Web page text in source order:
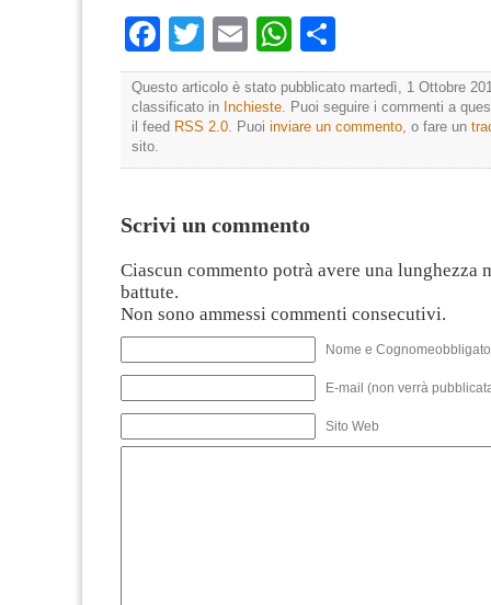
Facebook
TwitterEmailWhatsApp
Questo articolo è stato pubblicato martedì, 1 Ottobre
classificato in Inchieste. Puoi seguire i commenti a
il feed RSS 2.0. Puoi inviare un commento, o fare un
sito.
Scrivi un commento
Ciascun commento potrà avere una lunghezza
battute.
Non sono ammessi commenti consecutivi.
Nome e
E-mail (non verrà
Sito Web